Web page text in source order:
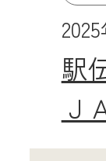
駅
Ｊ